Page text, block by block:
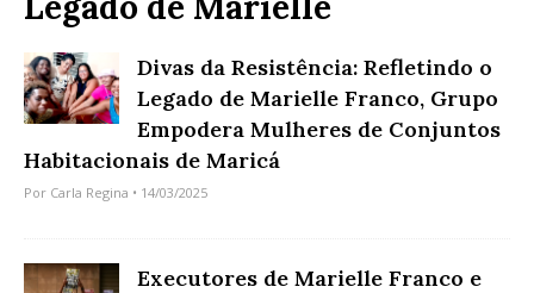
Divas da Resistência: Refletindo o
Legado de Marielle Franco, Grupo
Empodera Mulheres de Conjuntos
Habitacionais de Maricá
Por Carla Regina • 14/03/2025
Executores de Marielle Franco e